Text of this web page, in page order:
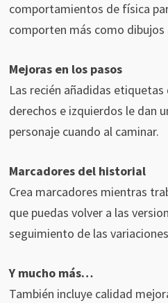
comportamientos de física
comporten más como
Mejoras en los pasos
Las recién añadidas
derechos e izquierdos le dan
personaje cuando al caminar.
Marcadores del historial
Crea marcadores mientras
que puedas volver a las
seguimiento de las
Y mucho más…
También incluye calidad